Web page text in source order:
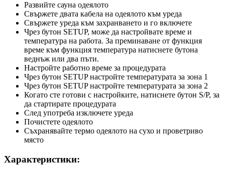
Развийте сауна одеялото
Свържете двата кабела на одеялото към уреда
Свържете уреда към захранването и го включете
Чрез бутон SETUP, може да настройвате време и
температура на работа. За преминаване от функция
време към функция температура натиснете бутона
веднъж или два пъти.
Настройте работно време за процедурата
Чрез бутон SETUP настройте температурата за зона 1
Чрез бутон SETUP настройте температурата за зона 2
Когато сте готови с настройките, натиснете бутон S/P, за
да стартирате процедурата
След употреба изключете уреда
Почистете одеялото
Съхранявайте термо одеялото на сухо и проветриво
място
Характеристики: